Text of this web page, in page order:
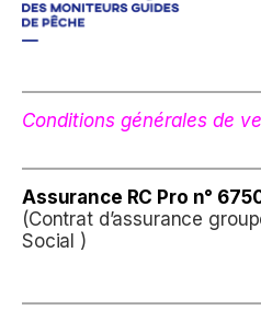
Conditions générales de
Assurance RC Pro n°
(Contrat d’assurance
Social )